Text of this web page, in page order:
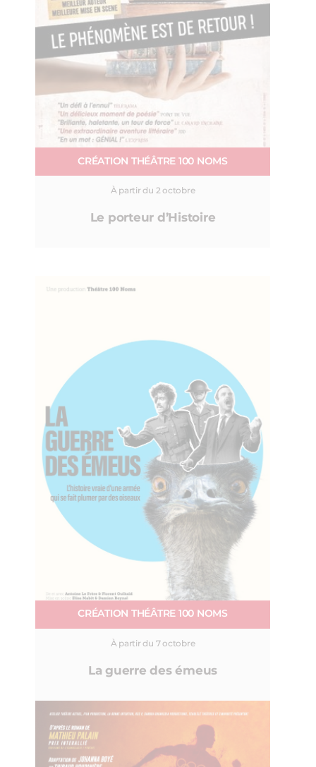
CRÉATION THÉÂTRE 100 NOMS
À partir du 2 octobre
Le porteur d’Histoire
CRÉATION THÉÂTRE 100 NOMS
À partir du 7 octobre
La guerre des émeus